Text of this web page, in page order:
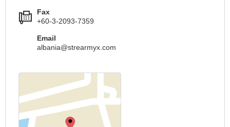
Fax
+60-3-2093-7359
Email
albania@strearmyx.com